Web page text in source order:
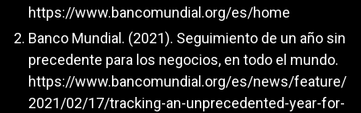
https://www.bancomundial.org/es/home
Banco Mundial. (2021). Seguimiento de un año sin
precedente para los negocios, en todo el mundo.
https://www.bancomundial.org/es/news/feature/
2021/02/17/tracking-an-unprecedented-year-for-